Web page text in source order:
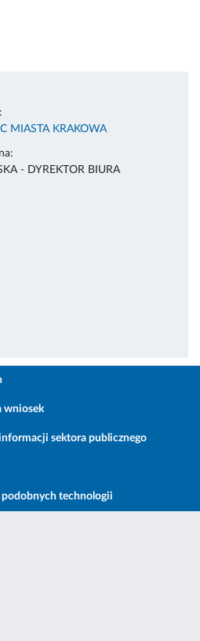
MIASTA KRAKOWA
- DYREKTOR BIURA
wniosek
sektora publicznego
podobnych technologii